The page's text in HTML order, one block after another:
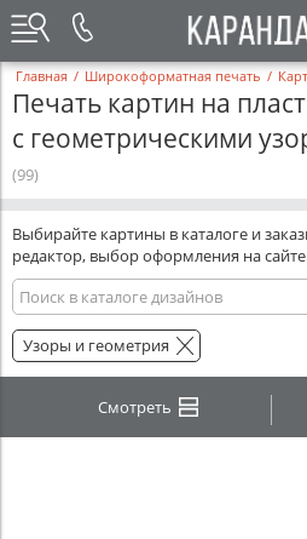
Главная / Широкоформатная печать /
Печать картин на
с геометрическими
(99)
Выбирайте картины в каталоге и
редактор, выбор оформления на
Узоры и геометрия
Смотреть